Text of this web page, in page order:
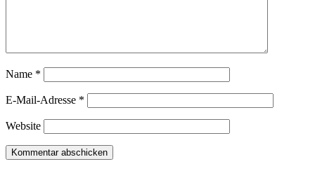
Name *
E-Mail-Adresse *
Website